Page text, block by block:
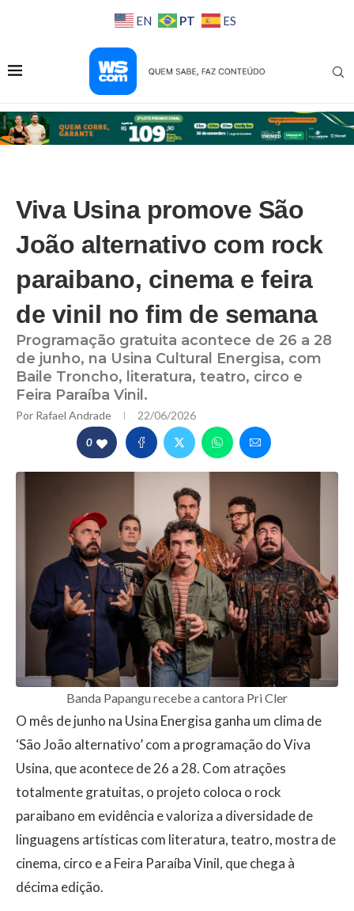
EN PT ES
Viva Usina promove São
João alternativo com rock
paraibano, cinema e feira
de vinil no fim de semana
Programação gratuita acontece de 26 a 28
de junho, na Usina Cultural Energisa, com
Baile Troncho, literatura, teatro, circo e
Feira Paraíba Vinil.
Por Rafael Andrade 22/06/2026
0
Banda Papangu recebe a cantora Pri Cler
O mês de junho na Usina Energisa ganha um clima de
‘São João alternativo’ com a programação do Viva
Usina, que acontece de 26 a 28. Com atrações
totalmente gratuitas, o projeto coloca o rock
paraibano em evidência e valoriza a diversidade de
linguagens artísticas com literatura, teatro, mostra de
cinema, circo e a Feira Paraíba Vinil, que chega à
décima edição.